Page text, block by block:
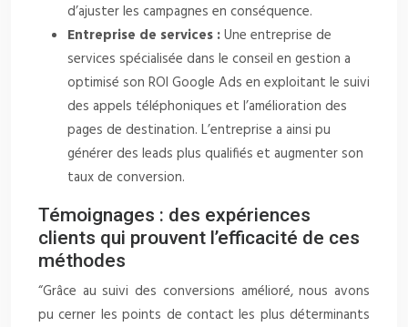
d’ajuster les campagnes en conséquence.
Entreprise de services :Une entreprise de
services spécialisée dans le conseil en gestion a
optimisé son ROI Google Ads en exploitant le suivi
des appels téléphoniques et l’amélioration des
pages de destination. L’entreprise a ainsi pu
générer des leads plus qualifiés et augmenter son
taux de conversion.
Témoignages : des expériences
clients qui prouvent l’efficacité de ces
méthodes
“Grâce au suivi des conversions amélioré, nous avons
pu cerner les points de contact les plus déterminants